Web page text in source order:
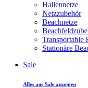
Hallennetze
Netzzubehör
Beachnetze
Transportable
Stationäre
Sale
Alles aus Sale anzeigen